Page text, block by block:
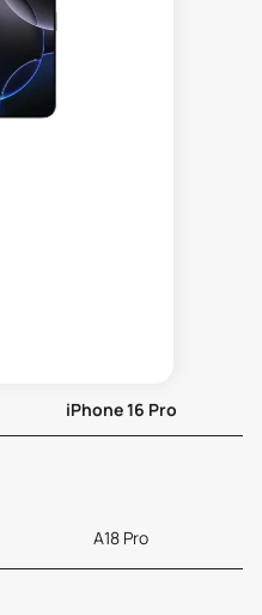
iPhone 16 Pro
A18 Pro